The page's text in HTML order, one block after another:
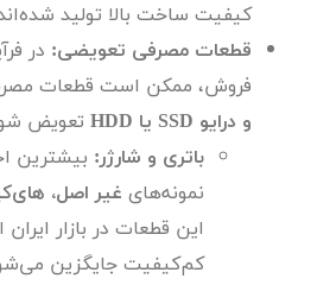
کیفیت ساخت بالا تولید
قطعات مصرفی تعویضی: در
فروش، ممکن است قطعات
و درایو SSD یا HDD تعویض
باتری و شارژر: بیشترین
نمونه‌های غیر اصل،
این قطعات در بازار
کم‌کیفیت جایگزین